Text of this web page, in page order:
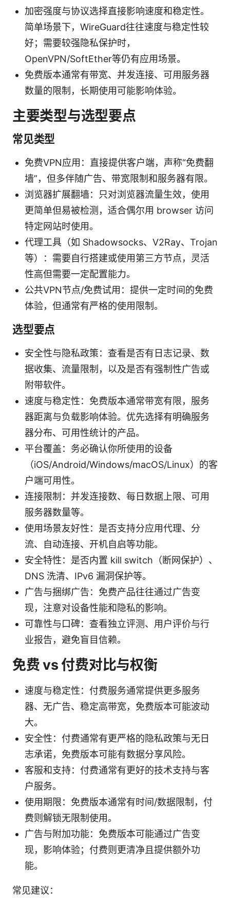
加密强度与协议选择直接影响速度和稳定性。
简单场景下，WireGuard往往速度与稳定性较
好；需要较强隐私保护时，
OpenVPN/SoftEther等仍有应用场景。
免费版本通常有带宽、并发连接、可用服务器
数量的限制，长期使用可能影响体验。
主要类型与选型要点
常见类型
免费VPN应用：直接提供客户端，声称“免费翻
墙”，但多伴随广告、带宽限制和服务器有限。
浏览器扩展翻墙：只对浏览器流量生效，使用
更简单但易被检测，适合偶尔用 browser 访问
特定网站时使用。
代理工具（如 Shadowsocks、V2Ray、Trojan
等）：需要自行搭建或使用第三方节点，灵活
性高但需要一定配置能力。
公共VPN节点/免费试用：提供一定时间的免费
体验，但通常有严格的使用限制。
选型要点
安全性与隐私政策：查看是否有日志记录、数
据收集、流量限制，以及是否有强制性广告或
附带软件。
速度与稳定性：免费版本通常带宽有限，服务
器距离与负载影响体验。优先选择有明确服务
器分布、可用性统计的产品。
平台覆盖：务必确认你所使用的设备
（iOS/Android/Windows/macOS/Linux）的客
户端可用性。
连接限制：并发连接数、每日数据上限、可用
服务器数量等。
使用场景友好性：是否支持分应用代理、分
流、自动连接、开机自启等功能。
安全特性：是否内置 kill switch（断网保护）、
DNS 洗清、IPv6 漏洞保护等。
广告与捆绑广告：免费产品往往通过广告变
现，注意对设备性能和隐私的影响。
可靠性与口碑：查看独立评测、用户评价与行
业报告，避免盲目信赖。
免费 vs 付费对比与权衡
速度与稳定性：付费服务通常提供更多服务
器、无广告、稳定高带宽，免费版本可能波动
大。
安全性：付费通常有更严格的隐私政策与无日
志承诺，免费版本可能有数据分享风险。
客服和支持：付费通常有更好的技术支持与客
户服务。
使用期限：免费版本通常有时间/数据限制，付
费则解锁无限制使用。
广告与附加功能：免费版本可能通过广告变
现，影响体验；付费则更清净且提供额外功
能。
常见建议：